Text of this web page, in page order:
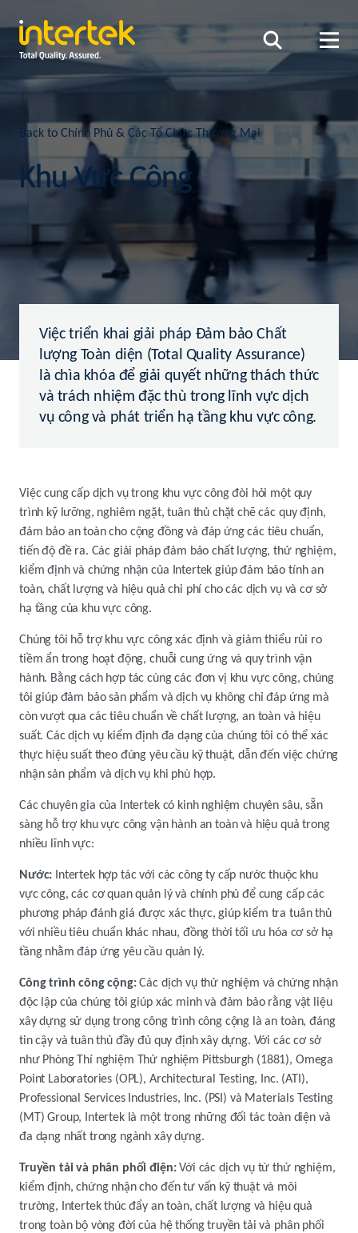
Back to Chính Phủ & Các Tổ Chức Thương Mại
Khu Vực Công
Việc triển khai giải pháp Đảm bảo Chất
lượng Toàn diện (Total Quality Assurance)
là chìa khóa để giải quyết những thách thức
và trách nhiệm đặc thù trong lĩnh vực dịch
vụ công và phát triển hạ tầng khu vực công.
Việc cung cấp dịch vụ trong khu vực công đòi hỏi một quy
trình kỹ lưỡng, nghiêm ngặt, tuân thủ chặt chẽ các quy định,
đảm bảo an toàn cho cộng đồng và đáp ứng các tiêu chuẩn,
tiến độ đề ra. Các giải pháp đảm bảo chất lượng, thử nghiệm,
kiểm định và chứng nhận của Intertek giúp đảm bảo tính an
toàn, chất lượng và hiệu quả chi phí cho các dịch vụ và cơ sở
hạ tầng của khu vực công.
Chúng tôi hỗ trợ khu vực công xác định và giảm thiểu rủi ro
tiềm ẩn trong hoạt động, chuỗi cung ứng và quy trình vận
hành. Bằng cách hợp tác cùng các đơn vị khu vực công, chúng
tôi giúp đảm bảo sản phẩm và dịch vụ không chỉ đáp ứng mà
còn vượt qua các tiêu chuẩn về chất lượng, an toàn và hiệu
suất. Các dịch vụ kiểm định đa dạng của chúng tôi có thể xác
thực hiệu suất theo đúng yêu cầu kỹ thuật, dẫn đến việc chứng
nhận sản phẩm và dịch vụ khi phù hợp.
Các chuyên gia của Intertek có kinh nghiệm chuyên sâu, sẵn
sàng hỗ trợ khu vực công vận hành an toàn và hiệu quả trong
nhiều lĩnh vực:
Nước: Intertek hợp tác với các công ty cấp nước thuộc khu
vực công, các cơ quan quản lý và chính phủ để cung cấp các
phương pháp đánh giá được xác thực, giúp kiểm tra tuân thủ
với nhiều tiêu chuẩn khác nhau, đồng thời tối ưu hóa cơ sở hạ
tầng nhằm đáp ứng yêu cầu quản lý.
Công trình công cộng:Các dịch vụ thử nghiệm và chứng nhận
độc lập của chúng tôi giúp xác minh và đảm bảo rằng vật liệu
xây dựng sử dụng trong công trình công cộng là an toàn, đáng
tin cậy và tuân thủ đầy đủ quy định xây dựng. Với các cơ sở
như Phòng Thí nghiệm Thử nghiệm Pittsburgh (1881), Omega
Point Laboratories (OPL), Architectural Testing, Inc. (ATI),
Professional Services Industries, Inc. (PSI) và Materials Testing
(MT) Group, Intertek là một trong những đối tác toàn diện và
đa dạng nhất trong ngành xây dựng.
Truyền tải và phân phối điện:Với các dịch vụ từ thử nghiệm,
kiểm định, chứng nhận cho đến tư vấn kỹ thuật và môi
trường, Intertek thúc đẩy an toàn, chất lượng và hiệu quả
trong toàn bộ vòng đời của hệ thống truyền tải và phân phối